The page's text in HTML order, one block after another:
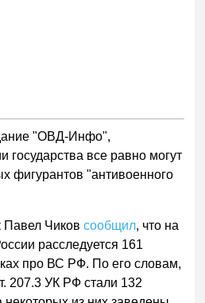
"ОВД-Инфо",
государства все равно могут
фигурантов "антивоенного
Павел Чиковсообщил, что на
расследуется 161
про ВС РФ. По его словам,
207.3 УК РФ стали 132